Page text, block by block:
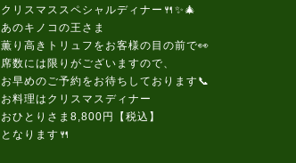
クリスマススペシャルディナー🍴✨🎄
あのキノコの王さま
薫り高きトリュフをお客様の目の前で👀
席数には限りがございますので、
お早めのご予約をお待ちしております📞
お料理はクリスマスディナー
おひとりさま8,800円【税込】
となります🍴